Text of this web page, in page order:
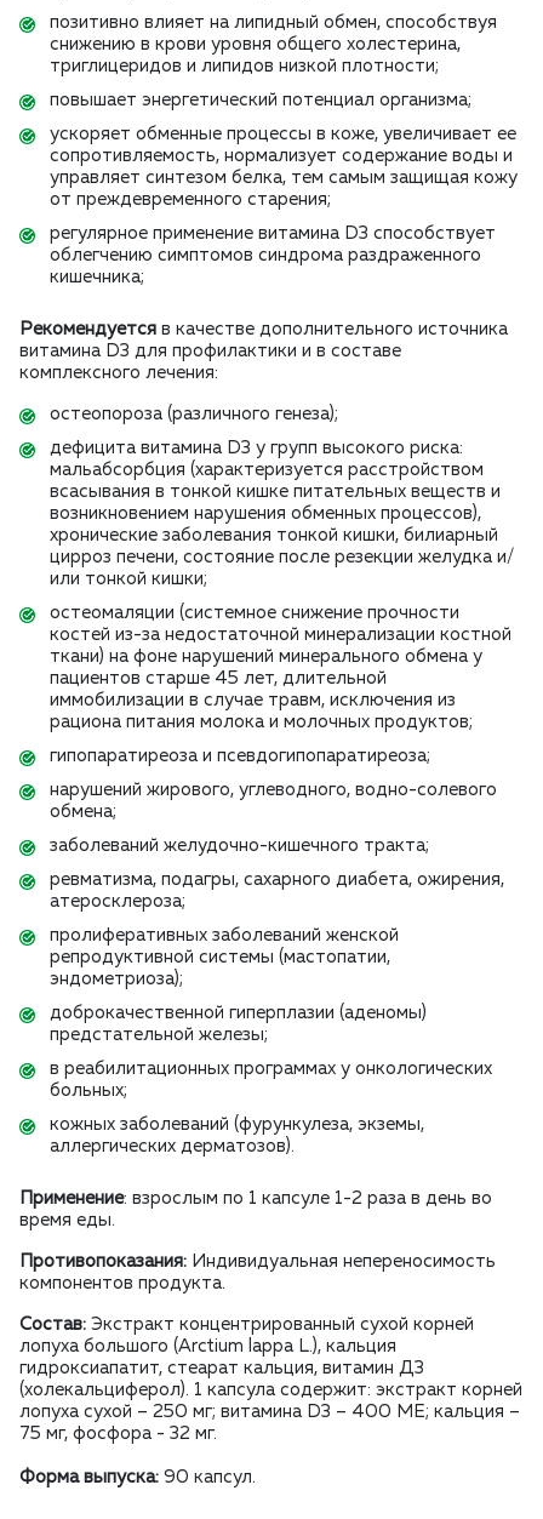
позитивно влияет на липидный обмен, способствуя
снижению в крови уровня общего холестерина,
триглицеридов и липидов низкой плотности;
повышает энергетический потенциал организма;
ускоряет обменные процессы в коже, увеличивает ее
сопротивляемость, нормализует содержание воды и
управляет синтезом белка, тем самым защищая кожу
от преждевременного старения;
регулярное применение витамина D3 способствует
облегчению симптомов синдрома раздраженного
кишечника;
Рекомендуется в качестве дополнительного источника
витамина D3 для профилактики и в составе
комплексного лечения:
остеопороза (различного генеза);
дефицита витамина D3 у групп высокого риска:
мальабсорбция (характеризуется расстройством
всасывания в тонкой кишке питательных веществ и
возникновением нарушения обменных процессов),
хронические заболевания тонкой кишки, билиарный
цирроз печени, состояние после резекции желудка и/
или тонкой кишки;
остеомаляции (системное снижение прочности
костей из-за недостаточной минерализации костной
ткани) на фоне нарушений минерального обмена у
пациентов старше 45 лет, длительной
иммобилизации в случае травм, исключения из
рациона питания молока и молочных продуктов;
гипопаратиреоза и псевдогипопаратиреоза;
нарушений жирового, углеводного, водно-солевого
обмена;
заболеваний желудочно-кишечного тракта;
ревматизма, подагры, сахарного диабета, ожирения,
атеросклероза;
пролиферативных заболеваний женской
репродуктивной системы (мастопатии,
эндометриоза);
доброкачественной гиперплазии (аденомы)
предстательной железы;
в реабилитационных программах у онкологических
больных;
кожных заболеваний (фурункулеза, экземы,
аллергических дерматозов).
Применение: взрослым по 1 капсуле 1-2 раза в день во
время еды.
Противопоказания: Индивидуальная непереносимость
компонентов продукта.
Состав: Экстракт концентрированный сухой корней
лопуха большого (Arctium lappa L.), кальция
гидроксиапатит, стеарат кальция, витамин Д3
(холекальциферол). 1 капсула содержит: экстракт корней
лопуха сухой – 250 мг; витамина D3 – 400 МЕ; кальция –
75 мг, фосфора - 32 мг.
Форма выпуска: 90 капсул.